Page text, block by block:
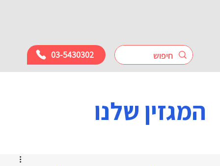
03-5430302
המגזין שלנו